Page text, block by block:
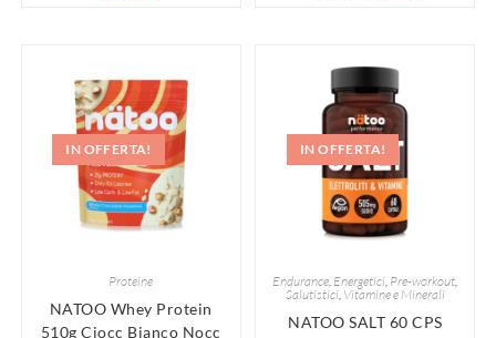
IN OFFERTA!
Proteine
NATOO Whey Protein
510g Ciocc Bianco Nocc
IN OFFERTA!
Endurance, Energetici, Pre-workout,
Salutistici, Vitamine e Minerali
NATOO SALT 60 CPS